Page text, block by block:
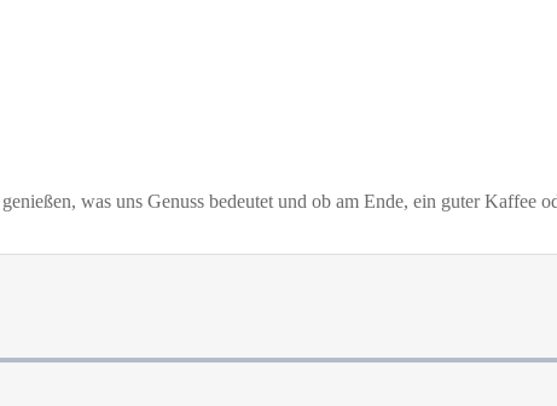
was uns Genuss bedeutet und ob am Ende, ein guter Kaffee